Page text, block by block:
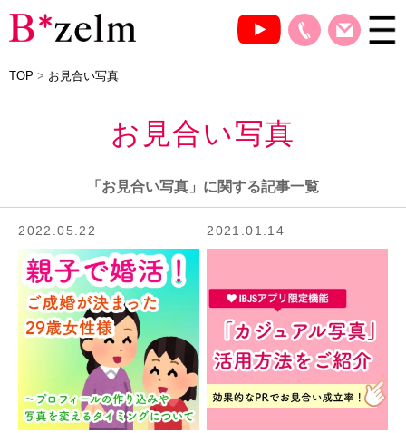
TOP > お見合い写真
お見合い写真
「お見合い写真」に関する記事一覧
2022.05.22 2021.01.14